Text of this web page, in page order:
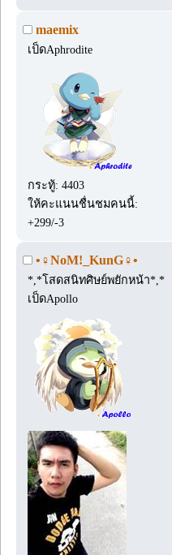
maemix
เป็ดAphrodite
กระทู้: 4403
ให้คะแนนชื่นชมคนนี้:
+299/-3
•♀NoM!_KunG♀•
*,*โสดสนิทศิษย์พยักหน้า*,*
เป็ดApollo